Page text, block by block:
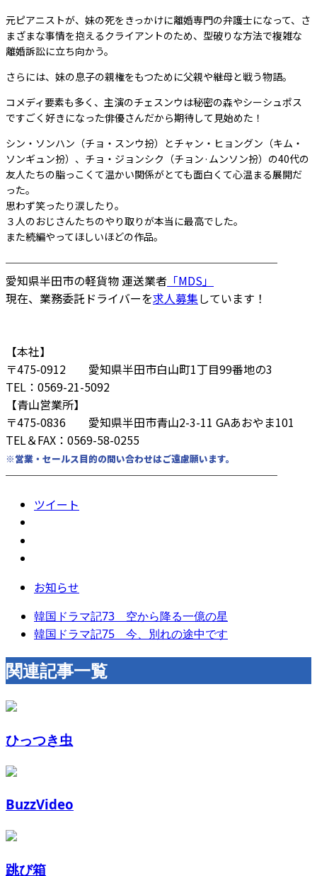
元ピアニストが、妹の死をきっかけに離婚専門の弁護士になって、さ
まざまな事情を抱えるクライアントのため、型破りな方法で複雑な
離婚訴訟に立ち向かう。
さらには、妹の息子の親権をもつために父親や継母と戦う物語。
コメディ要素も多く、主演のチェスンウは秘密の森やシーシュポス
ですごく好きになった俳優さんだから期待して見始めた！
シン・ソンハン（チョ・スンウ扮）とチャン・ヒョングン（キム・
ソンギュン扮）、チョ・ジョンシク（チョン·ムンソン扮）の40代の
友人たちの脂っこくて温かい関係がとても面白くて心温まる展開だ
った。
思わず笑ったり涙したり。
３人のおじさんたちのやり取りが本当に最高でした。
また続編やってほしいほどの作品。
────────────────────────
愛知県半田市の軽貨物 運送業者 「MDS」
現在、業務委託ドライバーを求人募集しています！
【本社】
〒475-0912 愛知県半田市白山町1丁目99番地の3
TEL：0569-21-5092
【青山営業所】
〒475-0836 愛知県半田市青山2-3-11 GAあおやま101
TEL＆FAX：0569-58-0255
※営業・セールス目的の問い合わせはご遠慮願います。
────────────────────────
ツイート
お知らせ
韓国ドラマ記73 空から降る一億の星
韓国ドラマ記75 今、別れの途中です
関連記事一覧
ひっつき虫
BuzzVideo
跳び箱